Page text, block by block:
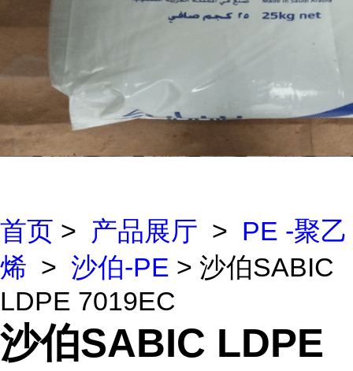
首页 > 产品展厅 > PE -聚乙
烯 > 沙伯-PE > 沙伯SABIC
LDPE 7019EC
沙伯SABIC LDPE